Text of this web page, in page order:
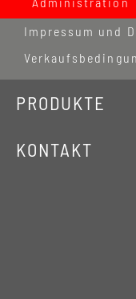
Impressum und
PRODUKTE
KONTAKT